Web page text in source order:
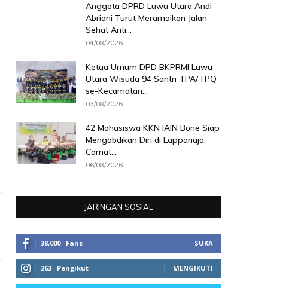
Anggota DPRD Luwu Utara Andi
Abriani Turut Meramaikan Jalan
Sehat Anti...
04/08/2026
Ketua Umum DPD BKPRMI Luwu
Utara Wisuda 94 Santri TPA/TPQ
se-Kecamatan...
03/08/2026
42 Mahasiswa KKN IAIN Bone Siap
Mengabdikan Diri di Lappariaja,
Camat...
06/08/2026
JARINGAN SOSIAL
38,000 Fans SUKA
263 Pengikut MENGIKUTI